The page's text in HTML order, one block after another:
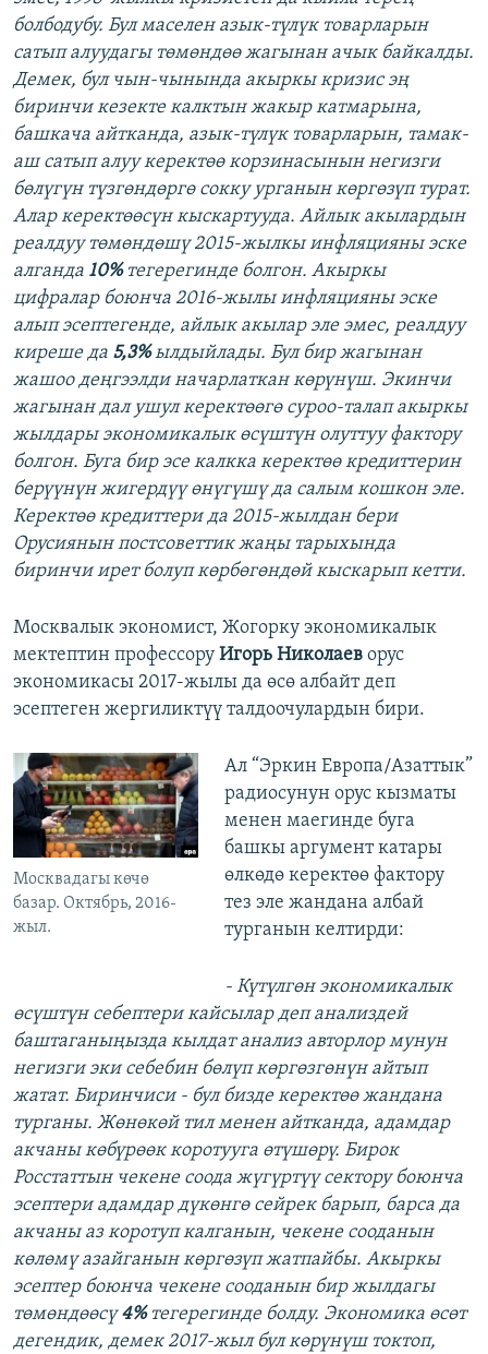
болбодубу. Бул маселен азык-түлүк товарларын
сатып алуудагы төмөндөө жагынан ачык байкалды.
Демек, бул чын-чынында акыркы кризис эң
биринчи кезекте калктын жакыр катмарына,
башкача айтканда, азык-түлүк товарларын, тамак-
аш сатып алуу керектөө корзинасынын негизги
бөлүгүн түзгөндөргө сокку урганын көргөзүп турат.
Алар керектөөсүн кыскартууда. Айлык акылардын
реалдуу төмөндөшү 2015-жылкы инфляцияны эске
алганда 10% тегерегинде болгон. Акыркы
цифралар боюнча 2016-жылы инфляцияны эске
алып эсептегенде, айлык акылар эле эмес, реалдуу
киреше да 5,3%ылдыйлады. Бул бир жагынан
жашоо деңгээлди начарлаткан көрүнүш. Экинчи
жагынан дал ушул керектөөгө суроо-талап акыркы
жылдары экономикалык өсүштүн олуттуу фактору
болгон. Буга бир эсе калкка керектөө кредиттерин
берүүнүн жигердүү өнүгүшү да салым кошкон эле.
Керектөө кредиттери да 2015-жылдан бери
Орусиянын постсоветтик жаңы тарыхында
биринчи ирет болуп көрбөгөндөй кыскарып кетти.
Москвалык экономист, Жогорку экономикалык
мектептин профессору Игорь Николаев орус
экономикасы 2017-жылы да өсө албайт деп
эсептеген жергиликтүү талдоочулардын бири.
Москвадагы көчө
базар. Октябрь, 2016-
жыл.
Ал “Эркин Европа/Азаттык”
радиосунун орус кызматы
менен маегинде буга
башкы аргумент катары
өлкөдө керектөө фактору
тез эле жандана албай
турганын келтирди:
- Күтүлгөн экономикалык
өсүштүн себептери кайсылар деп анализдей
баштаганыңызда кылдат анализ авторлор мунун
негизги эки себебин бөлүп көргөзгөнүн айтып
жатат. Биринчиси - бул бизде керектөө жандана
турганы. Жөнөкөй тил менен айтканда, адамдар
акчаны көбүрөөк коротууга өтүшөрү. Бирок
Росстаттын чекене соода жүгүртүү сектору боюнча
эсептери адамдар дүкөнгө сейрек барып, барса да
акчаны аз коротуп калганын, чекене сооданын
көлөмү азайганын көргөзүп жатпайбы. Акыркы
эсептер боюнча чекене сооданын бир жылдагы
төмөндөөсү4%тегерегинде болду. Экономика өсөт
дегендик, демек 2017-жыл бул көрүнүш токтоп,